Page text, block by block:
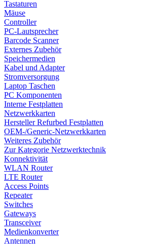
Tastaturen
Mäuse
Controller
PC-Lautsprecher
Barcode Scanner
Externes Zubehör
Speichermedien
Kabel und Adapter
Stromversorgung
Laptop Taschen
PC Komponenten
Interne Festplatten
Netzwerkkarten
Hersteller Refurbed Festplatten
OEM-/Generic-Netzwerkkarten
Weiteres Zubehör
Zur Kategorie Netzwerktechnik
Konnektivität
WLAN Router
LTE Router
Access Points
Repeater
Switches
Gateways
Transceiver
Medienkonverter
Antennen